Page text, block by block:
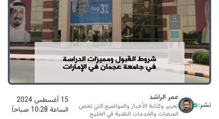
نشر:
عمر الراشد
تحرير وكتابة الأخبار والمواضيع التي تخص
المنصات والخدمات التقنية في الخليج
15 أغسطس 2024
الساعة 10:28 صباحاً